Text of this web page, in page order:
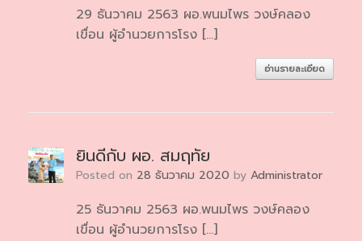
29 ธันวาคม 2563 ผอ.พนมไพร วงษ์คลอง
เขื่อน ผู้อำนวยการโรง […]
อ่านรายละเอียด
ยินดีกับ ผอ. สมฤทัย
Posted on 28 ธันวาคม 2020 by Administrator
25 ธันวาคม 2563 ผอ.พนมไพร วงษ์คลอง
เขื่อน ผู้อำนวยการโรง […]